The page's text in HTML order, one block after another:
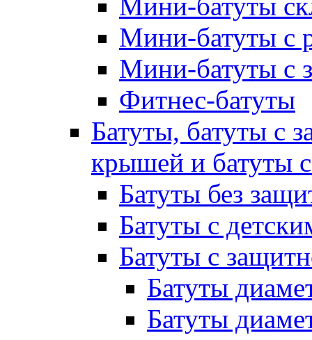
Мини-батуты
Мини-батуты с
Мини-батуты с
Фитнес-батуты
Батуты, батуты с
крышей и батуты
Батуты без
Батуты с
Батуты с
Батуты
Батуты